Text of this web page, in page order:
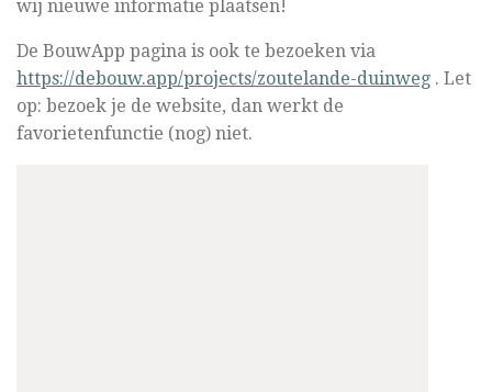
wij nieuwe informatie plaatsen!
De BouwApp pagina is ook te bezoeken via
https://debouw.app/projects/zoutelande-duinweg . Let
op: bezoek je de website, dan werkt de
favorietenfunctie (nog) niet.